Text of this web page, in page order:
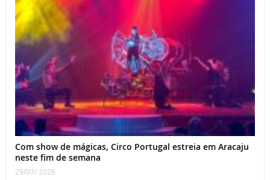
Com show de mágicas, Circo Portugal estreia em Aracaju
neste fim de semana
29/07/ 2026